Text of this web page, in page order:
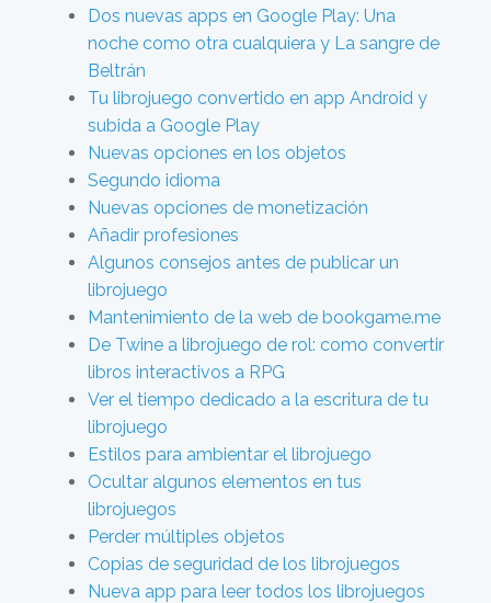
Dos nuevas apps en Google Play: Una
noche como otra cualquiera y La sangre de
Beltrán
Tu librojuego convertido en app Android y
subida a Google Play
Nuevas opciones en los objetos
Segundo idioma
Nuevas opciones de monetización
Añadir profesiones
Algunos consejos antes de publicar un
librojuego
Mantenimiento de la web de bookgame.me
De Twine a librojuego de rol: como convertir
libros interactivos a RPG
Ver el tiempo dedicado a la escritura de tu
librojuego
Estilos para ambientar el librojuego
Ocultar algunos elementos en tus
librojuegos
Perder múltiples objetos
Copias de seguridad de los librojuegos
Nueva app para leer todos los librojuegos